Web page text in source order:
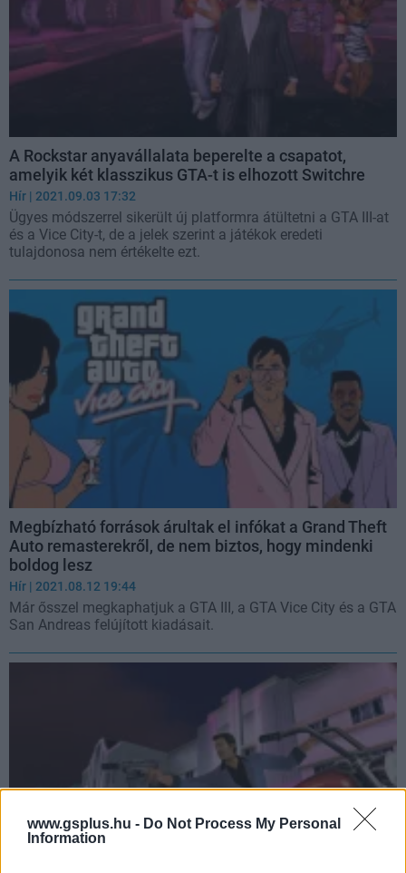
www.gsplus.hu - Do Not Process My Personal
Information
A Rockstar anyavállalata beperelte a csapatot,
amelyik két klasszikus GTA-t is elhozott Switchre
Hír | 2021.09.03 17:32
Ügyes módszerrel sikerült új platformra átültetni a GTA III-at
és a Vice City-t, de a jelek szerint a játékok eredeti
tulajdonosa nem értékelte ezt.
Megbízható források árultak el infókat a Grand Theft
Auto remasterekről, de nem biztos, hogy mindenki
boldog lesz
Hír | 2021.08.12 19:44
Már ősszel megkaphatjuk a GTA III, a GTA Vice City és a GTA
San Andreas felújított kiadásait.